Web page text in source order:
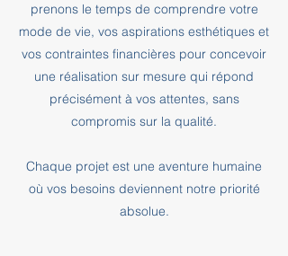
prenons le temps de comprendre votre
mode de vie, vos aspirations esthétiques et
vos contraintes financières pour concevoir
une réalisation sur mesure qui répond
précisément à vos attentes, sans
compromis sur la qualité.
Chaque projet est une aventure humaine
où vos besoins deviennent notre priorité
absolue.